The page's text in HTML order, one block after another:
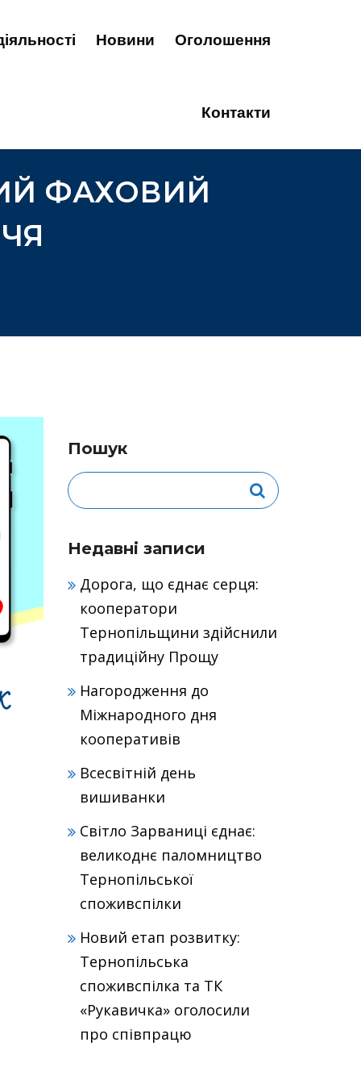
Новини Оголошення
Контакти
ФАХОВИЙ
Пошук
Недавні записи
Дорога, що єднає серця:
кооператори
Тернопільщини здійснили
традиційну Прощу
Нагородження до
Міжнародного дня
кооперативів
Всесвітній день
вишиванки
Світло Зарваниці єднає:
великоднє паломництво
Тернопільської
споживспілки
Новий етап розвитку:
Тернопільська
споживспілка та ТК
«Рукавичка» оголосили
про співпрацю